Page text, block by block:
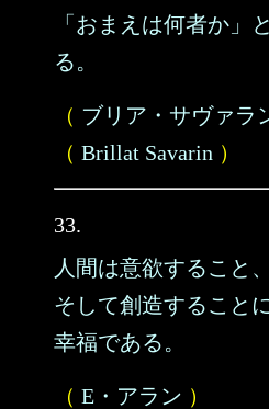
「おまえは何者か」
る。
（ ブリア・サヴァラ
（ Brillat Savarin ）
33.
人間は意欲すること、
そして創造すること
幸福である。
（ E・アラン ）